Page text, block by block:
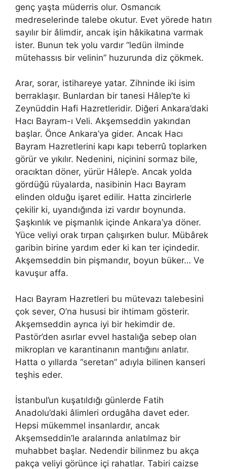
genç yaşta müderris olur. Osmancık
medreselerinde talebe okutur. Evet yörede hatırı
sayılır bir âlimdir, ancak işin hâkikatına varmak
ister. Bunun tek yolu vardır “ledün ilminde
mütehassıs bir velinin” huzurunda diz çökmek.
Arar, sorar, istihareye yatar. Zihninde iki isim
berraklaşır. Bunlardan bir tanesi Hâlep’te ki
Zeynüddin Hafi Hazretleridir. Diğeri Ankara’daki
Hacı Bayram-ı Veli. Akşemseddin yakından
başlar. Önce Ankara’ya gider. Ancak Hacı
Bayram Hazretlerini kapı kapı teberrû toplarken
görür ve yıkılır. Nedenini, niçinini sormaz bile,
oracıktan döner, yürür Hâlep’e. Ancak yolda
gördüğü rüyalarda, nasibinin Hacı Bayram
elinden olduğu işaret edilir. Hatta zincirlerle
çekilir ki, uyandığında izi vardır boynunda.
Şaşkınlık ve pişmanlık içinde Ankara’ya döner.
Yüce veliyi orak tırpan çalışırken bulur. Mübârek
garibin birine yardım eder ki kan ter içindedir.
Akşemseddin bin pişmandır, boyun büker… Ve
kavuşur affa.
Hacı Bayram Hazretleri bu mütevazı talebesini
çok sever, O’na hususi bir ihtimam gösterir.
Akşemseddin ayrıca iyi bir hekimdir de.
Pastör’den asırlar evvel hastalığa sebep olan
mikropları ve karantinanın mantığını anlatır.
Hatta o yıllarda “seretan” adıyla bilinen kanseri
teşhis eder.
İstanbul’un kuşatıldığı günlerde Fatih
Anadolu’daki âlimleri ordugâha davet eder.
Hepsi mükemmel insanlardır, ancak
Akşemseddin’le aralarında anlatılmaz bir
muhabbet başlar. Nedendir bilinmez bu akça
pakça veliyi görünce içi rahatlar. Tabiri caizse